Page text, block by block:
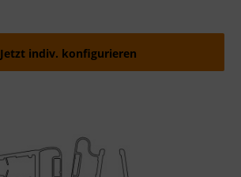
Jetzt indiv. konfigurieren